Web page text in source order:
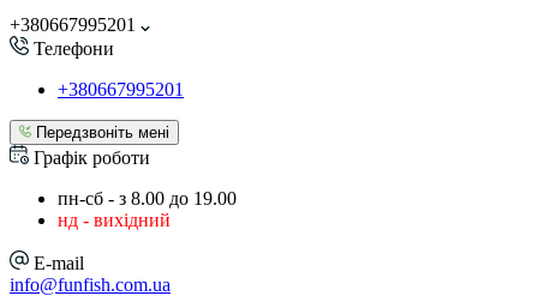
+380667995201
Телефони
+380667995201
Передзвоніть мені
Графік роботи
пн-сб - з 8.00 до 19.00
нд - вихідний
E-mail
info@funfish.com.ua